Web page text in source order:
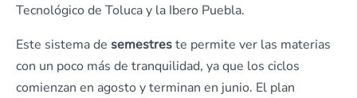
Tecnológico de Toluca y la Ibero Puebla.
Este sistema de semestreste permite ver las materias
con un poco más de tranquilidad, ya que los ciclos
comienzan en agosto y terminan en junio. El plan